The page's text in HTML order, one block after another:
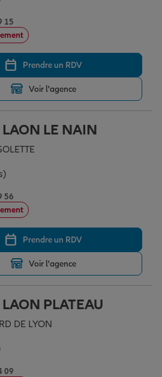
compagnie
de la vie
15
Prendre un RDV
Voir l'agence
LAON LE NAIN
5
56
Prendre un RDV
Voir l'agence
PLATEAU
DE LYON
09